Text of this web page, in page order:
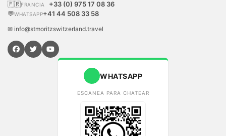
🇫🇷FRANCIA
+33 (0) 975 17 08 36
💬WHATSAPP+41 44 508 33 58
✉ info@stmoritzswitzerland.travel
WHATSAPP
ESCANEA PARA CHATEAR